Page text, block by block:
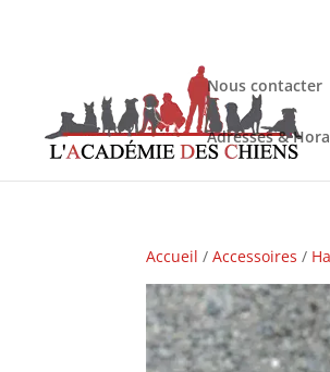
Nous contacter
Adresses &
Accueil /Accessoires /